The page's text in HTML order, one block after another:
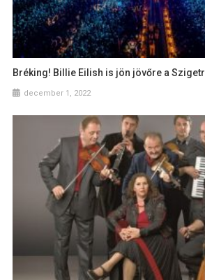
Bréking! Billie Eilish is jön jövőre a
december 1, 2022